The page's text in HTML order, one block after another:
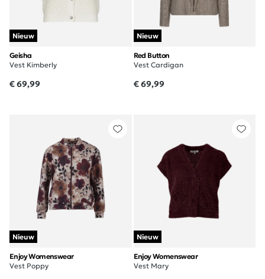
Nieuw
Geisha
Vest Kimberly
€ 69,99
Nieuw
Red Button
Vest Cardigan
€ 69,99
Nieuw
Enjoy Womenswear
Vest Poppy
Nieuw
Enjoy Womenswear
Vest Mary